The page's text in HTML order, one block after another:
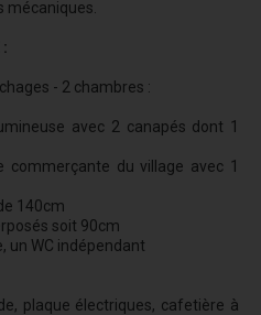
:
- 2 chambres :
avec 2 canapés dont 1
du village avec 1
140cm
soit 90cm
un WC indépendant
plaque électriques, cafetière à